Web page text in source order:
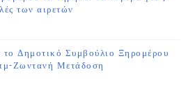
των αιρετών
το Δημοτικό Συμβούλιο Ξηρομέρου
Ζωντανή Μετάδοση